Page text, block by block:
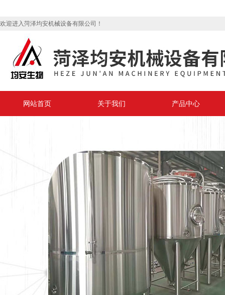
欢迎进入菏泽均安机械设备有限公司！
网站首页 关于我们 产品中心